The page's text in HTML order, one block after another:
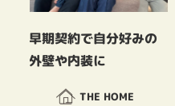
早期契約で自分好みの
外壁や内装に
THE HOME